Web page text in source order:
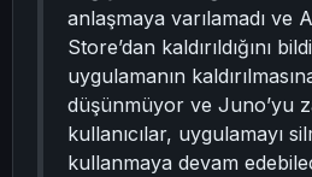
anlaşmaya varılamadı ve
Store’dan kaldırıldığını
uygulamanın
düşünmüyor ve Juno’yu
kullanıcılar, uygulamayı
kullanmaya devam